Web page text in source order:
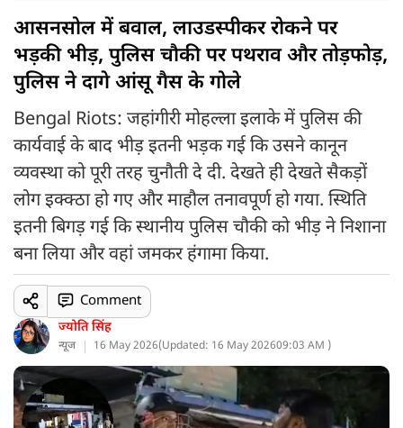
आसनसोल में बवाल, लाउडस्पीकर रोकने पर
भड़की भीड़, पुलिस चौकी पर पथराव और तोड़फोड़,
पुलिस ने दागे आंसू गैस के गोले
Bengal Riots: जहांगीरी मोहल्ला इलाके में पुलिस की
कार्यवाई के बाद भीड़ इतनी भड़क गई कि उसने कानून
व्यवस्था को पूरी तरह चुनौती दे दी. देखते ही देखते सैकड़ों
लोग इक्क्ठा हो गए और माहौल तनावपूर्ण हो गया. स्थिति
इतनी बिगड़ गई कि स्थानीय पुलिस चौकी को भीड़ ने निशाना
बना लिया और वहां जमकर हंगामा किया.
ज्योति सिंह
न्यूज 16 May 2026(Updated: 16 May 202609:03 AM )
Comment